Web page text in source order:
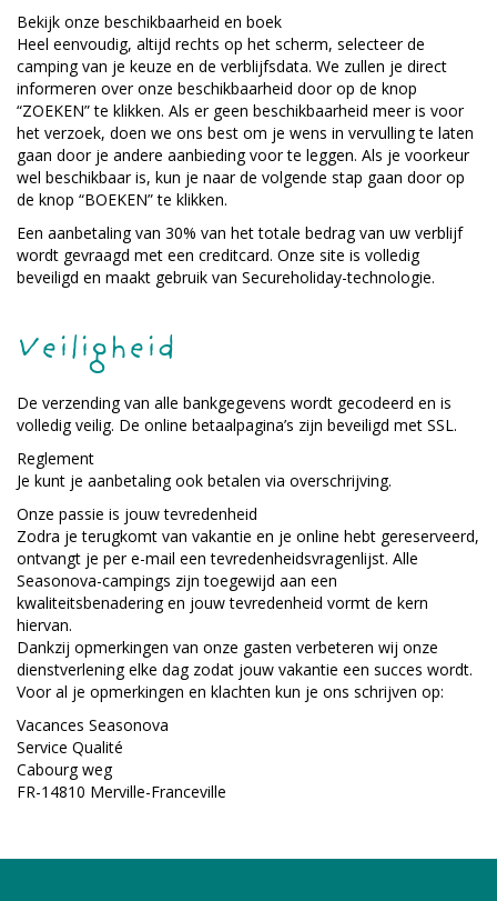
Bekijk onze beschikbaarheid en boek
Heel eenvoudig, altijd rechts op het scherm, selecteer de
camping van je keuze en de verblijfsdata. We zullen je direct
informeren over onze beschikbaarheid door op de knop
“ZOEKEN” te klikken. Als er geen beschikbaarheid meer is voor
het verzoek, doen we ons best om je wens in vervulling te laten
gaan door je andere aanbieding voor te leggen. Als je voorkeur
wel beschikbaar is, kun je naar de volgende stap gaan door op
de knop “BOEKEN” te klikken.
Een aanbetaling van 30% van het totale bedrag van uw verblijf
wordt gevraagd met een creditcard. Onze site is volledig
beveiligd en maakt gebruik van Secureholiday-technologie.
Veiligheid
De verzending van alle bankgegevens wordt gecodeerd en is
volledig veilig. De online betaalpagina’s zijn beveiligd met SSL.
Reglement
Je kunt je aanbetaling ook betalen via overschrijving.
Onze passie is jouw tevredenheid
Zodra je terugkomt van vakantie en je online hebt gereserveerd,
ontvangt je per e-mail een tevredenheidsvragenlijst. Alle
Seasonova-campings zijn toegewijd aan een
kwaliteitsbenadering en jouw tevredenheid vormt de kern
hiervan.
Dankzij opmerkingen van onze gasten verbeteren wij onze
dienstverlening elke dag zodat jouw vakantie een succes wordt.
Voor al je opmerkingen en klachten kun je ons schrijven op:
Vacances Seasonova
Service Qualité
Cabourg weg
FR-14810 Merville-Franceville